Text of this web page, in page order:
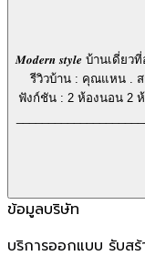
𝑴𝒐𝒅𝒆𝒓𝒏 𝒔𝒕𝒚𝒍𝒆 บ้านเดี่
รีวิวบ้าน : คุณแหน .
ฟังก์ชัน : 2 ห้องนอน 2 ห้
ข้อมูลบริษัท
บริการออกแบบ รับส